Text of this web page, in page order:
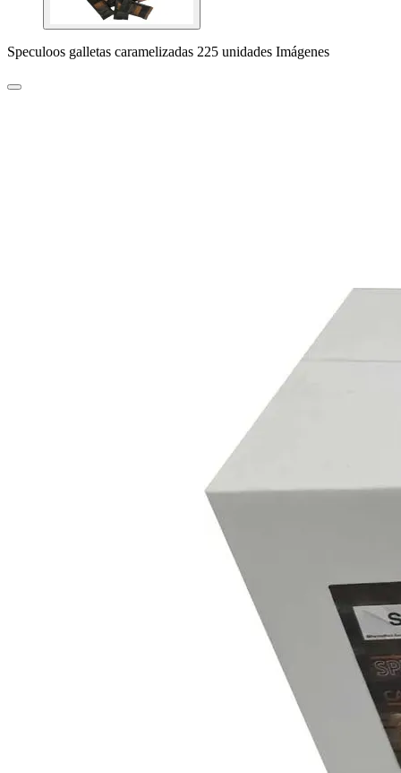
Speculoos galletas caramelizadas 225 unidades Imágenes